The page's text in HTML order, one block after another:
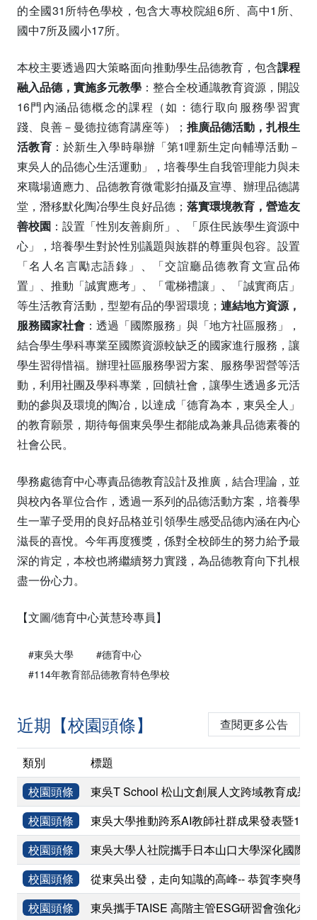
的全國31所特色學校，包含大專校院組6所、高中1所、
國中7所及國小17所。
本校主要透過四大策略面向推動學生品德教育，包含課程
融入品德，實施多元教學 ：整合全校通識教育資源，開設
16門內涵品德概念的課程（如：德行取向服務學習實
踐、良善－曼德拉德育講座等）； 推廣品德活動，扎根生
活教育：於新生入學時舉辦「第1哩新生定向輔導活動－
東吳人的品德心生活運動」，培養學生自我管理能力與未
來職場適應力、品德教育微電影拍攝及宣導、辦理品德講
堂，潛移默化陶冶學生良好品德； 落實環境教育，營造友
善校園 ：設置「性別友善廁所」、「原住民族學生資源中
心」，培養學生對於性別議題與族群的尊重與包容。設置
「名人名言勵志語錄」、「交誼廳品德教育文宣品佈
置」、推動「誠實應考」、「電梯禮讓」、「誠實商店」
等生活教育活動，型塑有品的學習環境； 連結地方資源，
服務國家社會 ：透過「國際服務」與「地方社區服務」，
結合學生學科專業至國際資源較缺乏的國家進行服務，讓
學生習得惜福。辦理社區服務學習方案、服務學習營等活
動，利用社團及學科專業，回饋社會，讓學生透過多元活
動的參與及環境的陶冶，以達成「德育為本，東吳全人」
的教育願景，期待每個東吳學生都能成為兼具品德素養的
社會公民。
學務處德育中心專責品德教育設計及推廣，結合理論，並
與校內各單位合作，透過一系列的品德活動方案，培養學
生一輩子受用的良好品格並引領學生感受品德內涵在內心
滋長的喜悅。今年再度獲獎，係對全校師生的努力給予最
深的肯定，本校也將繼續努力實踐，為品德教育向下扎根
盡一份心力。
【文圖/德育中心黃慧玲專員】
#東吳大學
#德育中心
#114年教育部品德教育特色學校
近期【校園頭條】 查閱更多公告
類別
標題
校園頭條
東吳T School 松山文創展人文跨域教育成果
校園頭條
東吳大學推動跨系AI教師社群成果發表暨
校園頭條
東吳大學人社院攜手日本山口大學深化國際
校園頭條
從東吳出發，走向知識的高峰-- 恭賀李奭學
校園頭條
東吳攜手TAISE 高階主管ESG研習會強化永